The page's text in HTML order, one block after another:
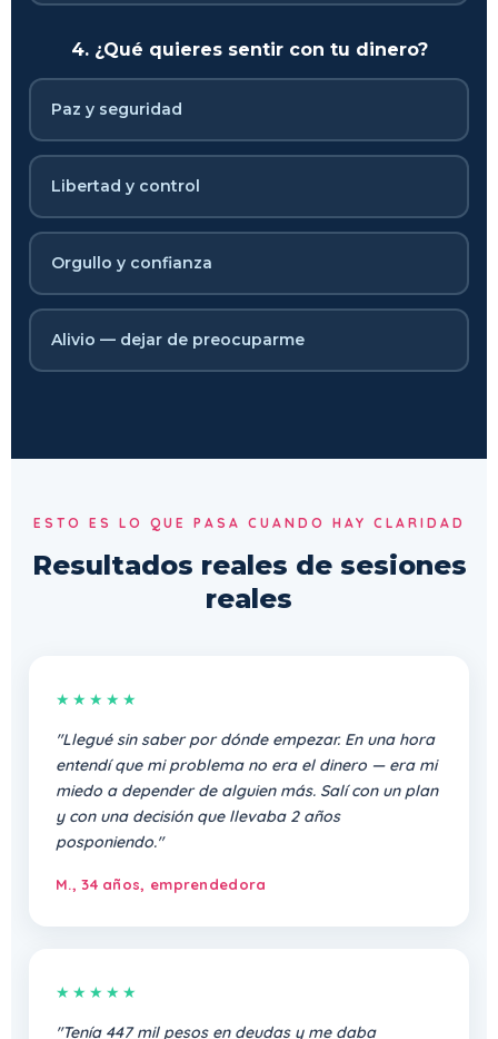
4. ¿Qué quieres sentir con tu dinero?
Paz y seguridad
Libertad y control
Orgullo y confianza
Alivio — dejar de preocuparme
ESTO ES LO QUE PASA CUANDO HAY CLARIDAD
Resultados reales de sesiones
reales
★★★★★
"Llegué sin saber por dónde empezar. En una hora
entendí que mi problema no era el dinero — era mi
miedo a depender de alguien más. Salí con un plan
y con una decisión que llevaba 2 años
posponiendo."
M., 34 años, emprendedora
★★★★★
"Tenía 447 mil pesos en deudas y me daba